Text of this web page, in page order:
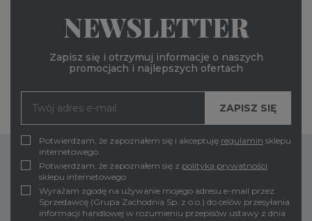
NEWSLETTER
Zapisz się i otrzymuj informacje o naszych
promocjach i najlepszych ofertach
Potwierdzam, że zapoznałem się i akceptuję regulamin sklepu
internetowego.
Potwierdzam, że zapoznałem się z polityką prywatności
sklepu internetowego
Wyrażam zgodę na używanie mojego adresu e-mail przez
Sprzedawcę (Grupa Zachodnia Sp. z o.o.) do celów przesyłania
informacji handlowej w rozumieniu przepisów ustawy z dnia